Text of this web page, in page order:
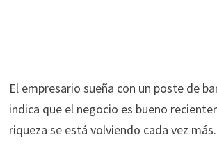
El empresario sueña con un poste de
indica que el negocio es bueno
riqueza se está volviendo cada vez más.